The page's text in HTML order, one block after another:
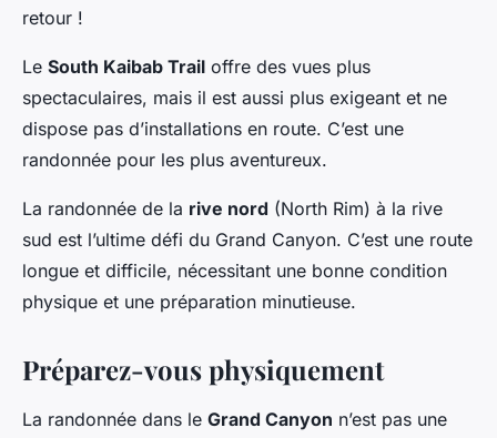
retour !
Le South Kaibab Trail offre des vues plus
spectaculaires, mais il est aussi plus exigeant et ne
dispose pas d’installations en route. C’est une
randonnée pour les plus aventureux.
La randonnée de la rive nord (North Rim) à la rive
sud est l’ultime défi du Grand Canyon. C’est une route
longue et difficile, nécessitant une bonne condition
physique et une préparation minutieuse.
Préparez-vous physiquement
La randonnée dans le Grand Canyon n’est pas une